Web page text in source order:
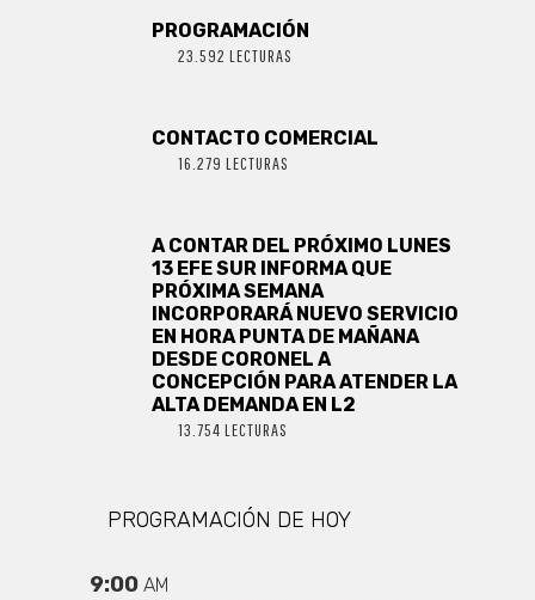
PROGRAMACIÓN
23.592 LECTURAS
CONTACTO COMERCIAL
16.279 LECTURAS
A CONTAR DEL PRÓXIMO LUNES
13 EFE SUR INFORMA QUE
PRÓXIMA SEMANA
INCORPORARÁ NUEVO SERVICIO
EN HORA PUNTA DE MAÑANA
DESDE CORONEL A
CONCEPCIÓN PARA ATENDER LA
ALTA DEMANDA EN L2
13.754 LECTURAS
PROGRAMACIÓN DE HOY
9:00 AM